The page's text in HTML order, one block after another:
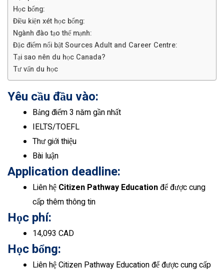
Học bổng:
Điều kiện xét học bổng:
Ngành đào tạo thế mạnh:
Đặc điểm nổi bật Sources Adult and Career Centre:
Tại sao nên du học Canada?
Tư vấn du học
Yêu cầu đầu vào:
Bảng điểm 3 năm gần nhất
IELTS/TOEFL
Thư giới thiệu
Bài luận
Application deadline:
Liên hệ Citizen Pathway Educationđể được cung
cấp thêm thông tin
Học phí:
14,093 CAD
Học bổng:
Liên hệ Citizen Pathway Education để được cung cấp